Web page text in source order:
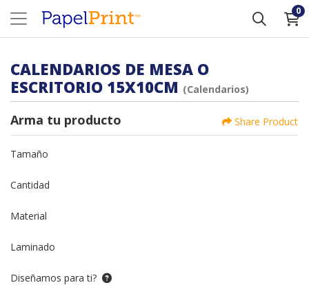
0
CALENDARIOS DE MESA O
ESCRITORIO 15X10CM (Calendarios)
Arma tu producto Share Product
Tamaño
Cantidad
Material
Laminado
Diseñamos para ti?